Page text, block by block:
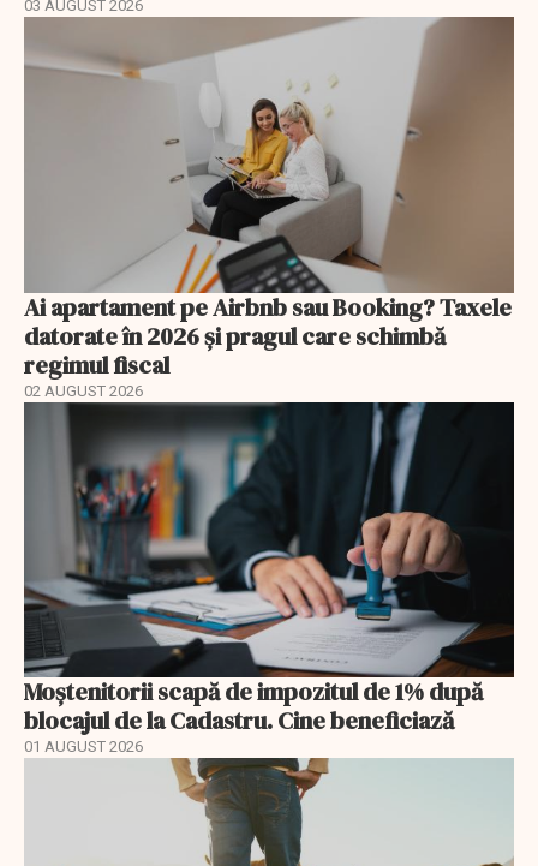
03 AUGUST 2026
Ai apartament pe Airbnb sau Booking? Taxele
datorate în 2026 și pragul care schimbă
regimul fiscal
02 AUGUST 2026
Moștenitorii scapă de impozitul de 1% după
blocajul de la Cadastru. Cine beneficiază
01 AUGUST 2026